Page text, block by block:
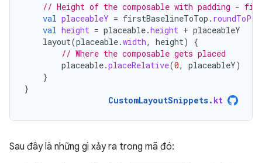
// Height of the composable with padding -
val placeableY = firstBaselineToTop . roundToPx
val height = placeable.height + placeableY
layout(placeable.width, height)
{
// Where the composable gets placed
placeable.placeRelative(0, placeableY)
}
}
CustomLayoutSnippets. kt
Sau đây là những gì xảy ra trong mã đó: